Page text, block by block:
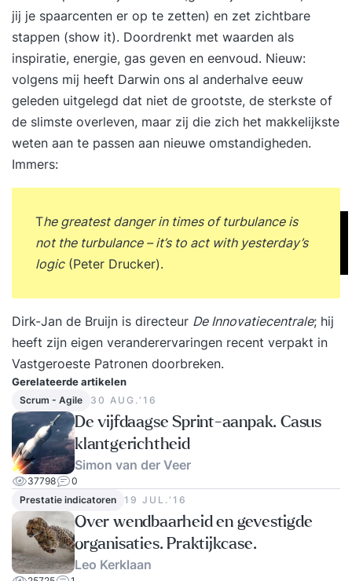
jij je spaarcenten er op te zetten) en zet zichtbare
stappen (show it). Doordrenkt met waarden als
inspiratie, energie, gas geven en eenvoud. Nieuw:
volgens mij heeft Darwin ons al anderhalve eeuw
geleden uitgelegd dat niet de grootste, de sterkste of
de slimste overleven, maar zij die zich het makkelijkste
weten aan te passen aan nieuwe omstandigheden.
Immers:
The greatest danger in times of turbulance is
not the turbulance – it’s to act with yesterday’s
logic(Peter Drucker).
Dirk-Jan de Bruijn is directeur De Innovatiecentrale; hij
heeft zijn eigen veranderervaringen recent verpakt in
Vastgeroeste Patronen doorbreken.
Gerelateerde artikelen
Scrum - Agile 30 AUG.‘16
De vijfdaagse Sprint-aanpak. Casus
klantgerichtheid
Simon van der Veer
37798
0
Prestatie indicatoren
19 JUL.‘16
Over wendbaarheid en gevestigde
organisaties. Praktijkcase.
Leo Kerklaan